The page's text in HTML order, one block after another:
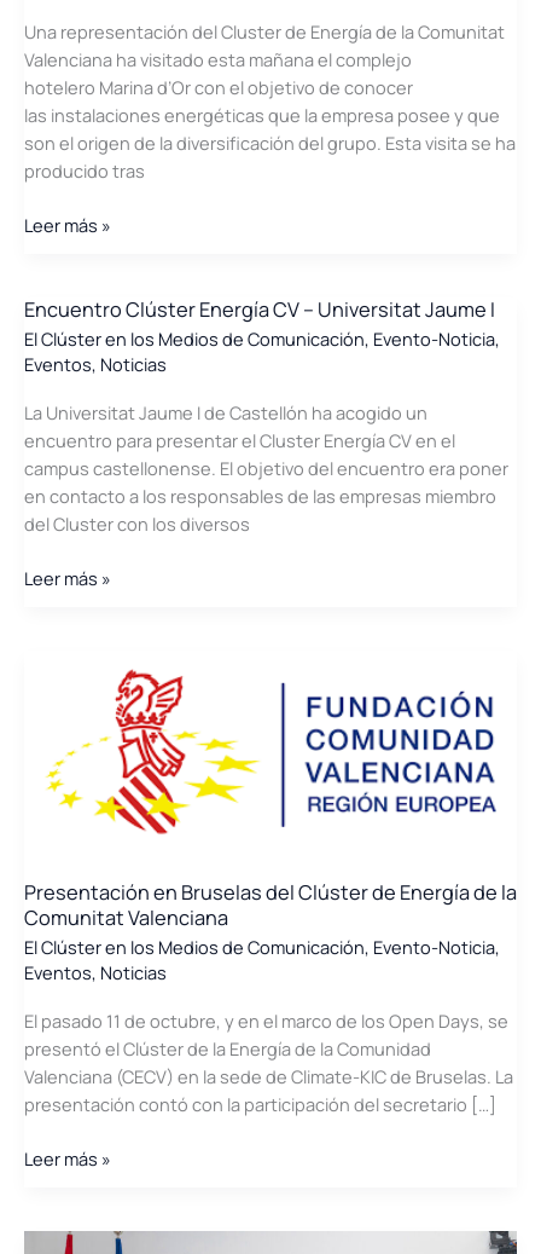
una
jornada
de
Sistemas
de
Iluminación
Una representación del Cluster de Energía de la Comunitat
Valenciana ha visitado esta mañana el complejo
hotelero Marina d’Or con el objetivo de conocer
las instalaciones energéticas que la empresa posee y que
son el origen de la diversificación del grupo. Esta visita se ha
producido tras
El
Marina
d\’Or
Leer más »
Encuentro Clúster Energía CV – Universitat Jaume I
El Clúster en los Medios de Comunicación, Evento-Noticia,
Eventos, Noticias
La Universitat Jaume I de Castellón ha acogido un
encuentro para presentar el Cluster Energía CV en el
campus castellonense. El objetivo del encuentro era poner
en contacto a los responsables de las empresas miembro
del Cluster con los diversos
Encuentro
Leer más »
Presentación en Bruselas del Clúster de Energía de la
Comunitat Valenciana
El Clúster en los Medios de Comunicación, Evento-Noticia,
Eventos, Noticias
El pasado 11 de octubre, y en el marco de los Open Days, se
presentó el Clúster de la Energía de la Comunidad
Valenciana (CECV) en la sede de Climate-KIC de Bruselas. La
presentación contó con la participación del secretario […]
Presentación
Leer más »